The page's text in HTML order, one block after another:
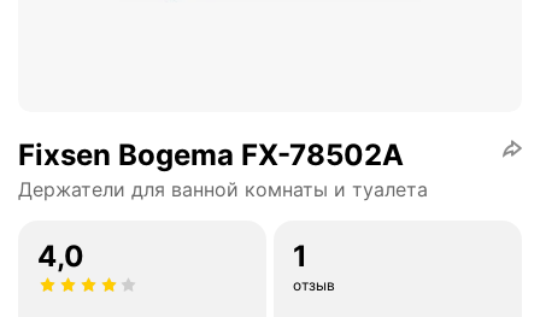
Fixsen Bogema FX-78502A
Держатели для ванной комнаты и туалета
4,0 1
отзыв